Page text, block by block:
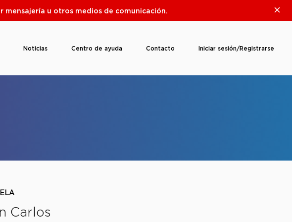
mensajería u otros medios de comunicación.
Noticias Centro de ayuda Contacto Iniciar sesión/Registrarse
Carlos